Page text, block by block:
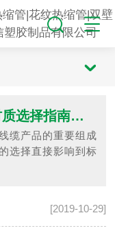
线缆标识材质选择指南：环境适应性评估与材质匹配策略
缆产品的重要组成
选择直接影响到标
[2019-10-29]